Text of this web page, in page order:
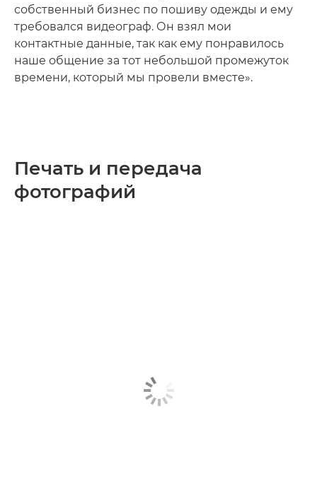
собственный бизнес по пошиву одежды и ему
требовался видеограф. Он взял мои
контактные данные, так как ему понравилось
наше общение за тот небольшой промежуток
времени, который мы провели вместе».
Печать и передача
фотографий